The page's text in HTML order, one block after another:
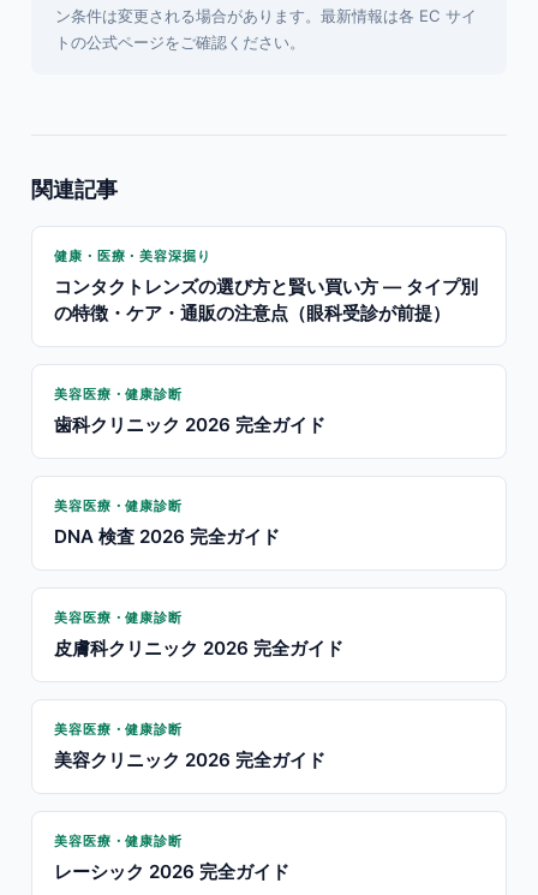
ン条件は変更される場合があります。最新情報は各 EC サイ
トの公式ページをご確認ください。
関連記事
健康・医療・美容深掘り
コンタクトレンズの選び方と賢い買い方 — タイプ別
の特徴・ケア・通販の注意点（眼科受診が前提）
美容医療・健康診断
歯科クリニック 2026 完全ガイド
美容医療・健康診断
DNA 検査 2026 完全ガイド
美容医療・健康診断
皮膚科クリニック 2026 完全ガイド
美容医療・健康診断
美容クリニック 2026 完全ガイド
美容医療・健康診断
レーシック 2026 完全ガイド